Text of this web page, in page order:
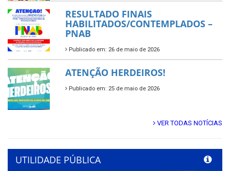
RESULTADO FINAIS
HABILITADOS/CONTEMPLADOS –
PNAB
Publicado em: 26 de maio de 2026
ATENÇÃO HERDEIROS!
Publicado em: 25 de maio de 2026
VER TODAS NOTÍCIAS
UTILIDADE PÚBLICA